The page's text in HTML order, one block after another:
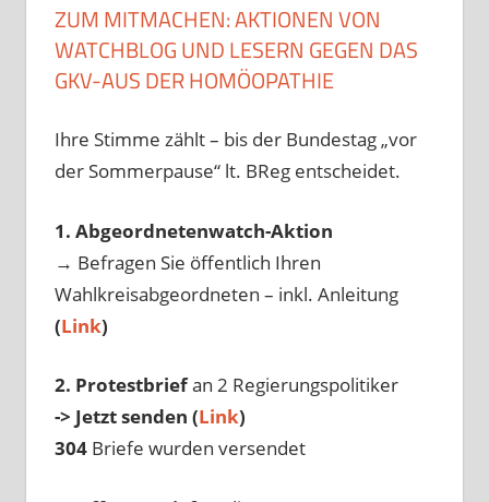
ZUM MITMACHEN: AKTIONEN VON
WATCHBLOG UND LESERN GEGEN DAS
GKV-AUS DER HOMÖOPATHIE
Ihre Stimme zählt – bis der Bundestag „vor
der Sommerpause“ lt. BReg entscheidet.
1. Abgeordnetenwatch-Aktion
→ Befragen Sie öffentlich Ihren
Wahlkreisabgeordneten – inkl. Anleitung
(Link)
2. Protestbriefan 2 Regierungspolitiker
-> Jetzt senden (Link)
304Briefe wurden versendet